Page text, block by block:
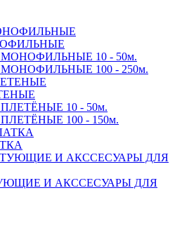
10 - 50м.
100 - 250м.
10 - 50м.
100 - 150м.
И АКССЕСУАРЫ ДЛЯ